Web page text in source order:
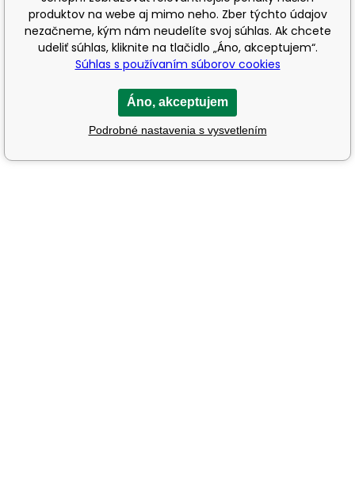
produktov na webe aj mimo neho. Zber týchto údajov
nezačneme, kým nám neudelíte svoj súhlas. Ak chcete
udeliť súhlas, kliknite na tlačidlo „Áno, akceptujem“.
Súhlas s používaním súborov cookies
Áno, akceptujem
Podrobné nastavenia s vysvetlením